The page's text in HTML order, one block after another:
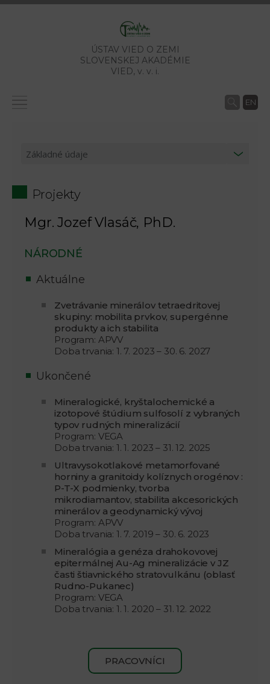
ÚSTAV VIED O ZEMI
SLOVENSKEJ AKADÉMIE
VIED, v. v. i.
EN
Projekty
Mgr. Jozef Vlasáč, PhD.
NÁRODNÉ
Aktuálne
Zvetrávanie minerálov tetraedritovej
skupiny: mobilita prvkov, supergénne
produkty a ich stabilita
Program: APVV
Doba trvania: 1. 7. 2023 – 30. 6. 2027
Ukončené
Mineralogické, kryštalochemické a
izotopové štúdium sulfosolí z vybraných
typov rudných mineralizácií
Program: VEGA
Doba trvania: 1. 1. 2023 – 31. 12. 2025
Ultravysokotlakové metamorfované
horniny a granitoidy kolíznych orogénov :
P-T-X podmienky, tvorba
mikrodiamantov, stabilita akcesorických
minerálov a geodynamický vývoj
Program: APVV
Doba trvania: 1. 7. 2019 – 30. 6. 2023
Mineralógia a genéza drahokovovej
epitermálnej Au-Ag mineralizácie v JZ
časti štiavnického stratovulkánu (oblasť
Rudno-Pukanec)
Program: VEGA
Doba trvania: 1. 1. 2020 – 31. 12. 2022
PRACOVNÍCI